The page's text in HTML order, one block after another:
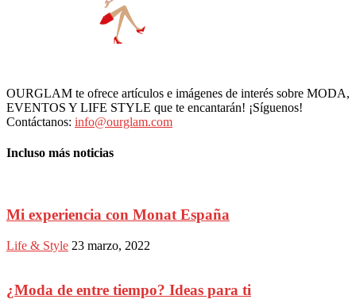
OURGLAM te ofrece artículos e imágenes de interés sobre MODA,
EVENTOS Y LIFE STYLE que te encantarán! ¡Síguenos!
Contáctanos: info@ourglam.com
Incluso más noticias
Mi experiencia con Monat España
Life & Style 23 marzo, 2022
¿Moda de entre tiempo? Ideas para ti